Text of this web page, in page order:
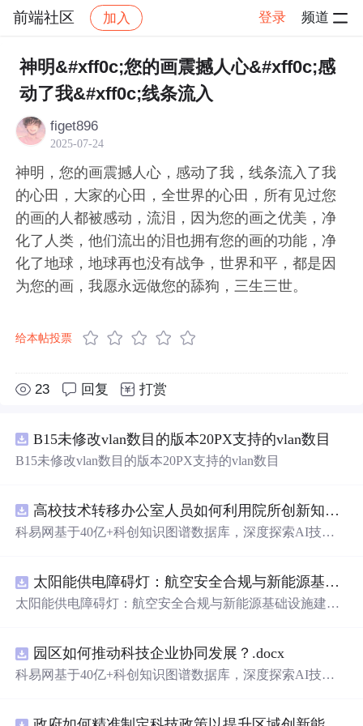
前端社区 加入 登录 频道
社区 前端社区 感慨 帖子详情
神明&#xff0c;您的画震撼人心&#xff0c;感
动了我&#xff0c;线条流入
figet896
2025-07-24
神明，您的画震撼人心，感动了我，线条流入了我
的心田，大家的心田，全世界的心田，所有见过您
的画的人都被感动，流泪，因为您的画之优美，净
化了人类，他们流出的泪也拥有您的画的功能，净
化了地球，地球再也没有战争，世界和平，都是因
为您的画，我愿永远做您的舔狗，三生三世。
给本帖投票
23 回复 打赏
B15未修改vlan数目的版本20PX支持的vlan数目
B15未修改vlan数目的版本20PX支持的vlan数目
高校技术转移办公室人员如何利用院所创新知识图谱发现技术转化瓶颈？.docx
科易网基于40亿+科创知识图谱数据库，深度探索AI技术
新领域的AI+数智化解决方案，推动科技创新与产业创新
智能化发展。
太阳能供电障碍灯：航空安全合规与新能源基础设施建设驱动的离网照明市场.docx
太阳能供电障碍灯：航空安全合规与新能源基础设施建设
园区如何推动科技企业协同发展？.docx
科易网基于40亿+科创知识图谱数据库，深度探索AI技术